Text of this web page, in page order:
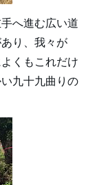
へ進む広い道
り、我々が
くもこれだけ
九十九曲りの